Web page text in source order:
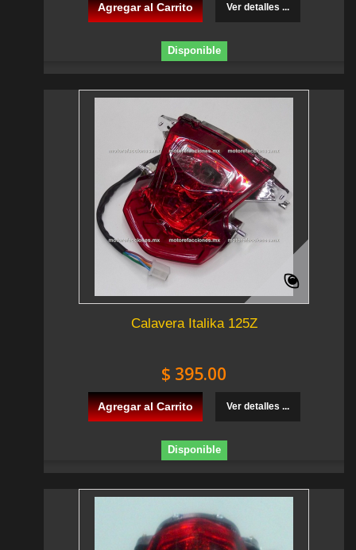
Agregar al Carrito Ver detalles ...
Disponible
Calavera Italika 125Z
$ 395.00
Agregar al Carrito Ver detalles ...
Disponible